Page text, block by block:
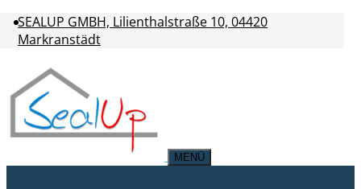
SEALUP GMBH, Lilienthalstraße 10, 04420
Markranstädt
MENÜ